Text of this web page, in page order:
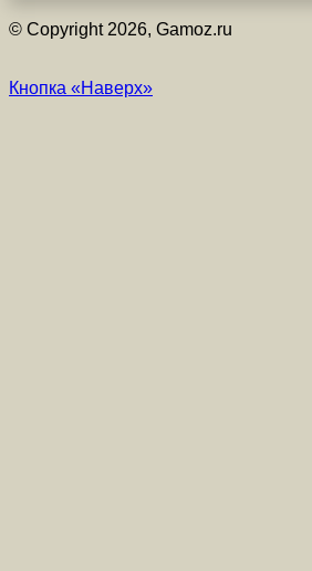
© Copyright 2026, Gamoz.ru
Кнопка «Наверх»